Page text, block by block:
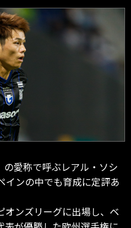
愛称で呼ぶレアル・ソシ
インの中でも育成に定評あ
オンズリーグに出場し、ベ